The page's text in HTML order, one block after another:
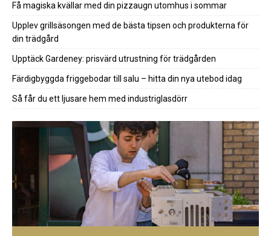
Få magiska kvällar med din pizzaugn utomhus i sommar
Upplev grillsäsongen med de bästa tipsen och produkterna för
din trädgård
Upptäck Gardeney: prisvärd utrustning för trädgården
Färdigbyggda friggebodar till salu – hitta din nya utebod idag
Så får du ett ljusare hem med industriglasdörr